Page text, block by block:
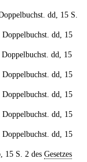
dd, 15 S.
dd, 15
dd, 15
dd, 15
dd, 15
dd, 15
dd, 15
15 S. 2 des Gesetzes